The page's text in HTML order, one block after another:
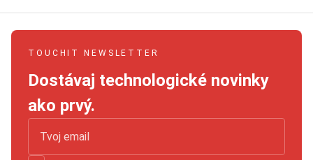
TOUCHIT NEWSLETTER
Dostávaj technologické novinky
ako prvý.